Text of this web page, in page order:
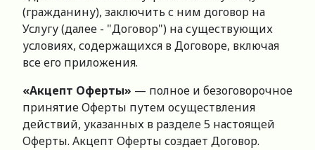
(гражданину), заключить с ним договор на
Услугу (далее - "Договор") на существующих
условиях, содержащихся в Договоре, включая
все его приложения.
«Акцепт Оферты» — полное и безоговорочное
принятие Оферты путем осуществления
действий, указанных в разделе 5 настоящей
Оферты. Акцепт Оферты создает Договор.